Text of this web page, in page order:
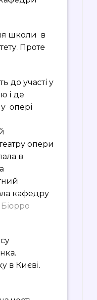
школи в
Проте
до участі у
і де
опері
опери
в
кафедру
в Києві.